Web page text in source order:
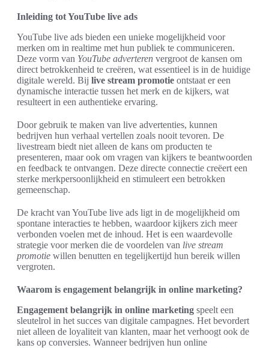
Inleiding tot YouTube live ads
YouTube live ads bieden een unieke mogelijkheid voor
merken om in realtime met hun publiek te communiceren.
Deze vorm van YouTube adverteren vergroot de kansen om
direct betrokkenheid te creëren, wat essentieel is in de huidige
digitale wereld. Bij live stream promotie ontstaat er een
dynamische interactie tussen het merk en de kijkers, wat
resulteert in een authentieke ervaring.
Door gebruik te maken van live advertenties, kunnen
bedrijven hun verhaal vertellen zoals nooit tevoren. De
livestream biedt niet alleen de kans om producten te
presenteren, maar ook om vragen van kijkers te beantwoorden
en feedback te ontvangen. Deze directe connectie creëert een
sterke merkpersoonlijkheid en stimuleert een betrokken
gemeenschap.
De kracht van YouTube live ads ligt in de mogelijkheid om
spontane interacties te hebben, waardoor kijkers zich meer
verbonden voelen met de inhoud. Het is een waardevolle
strategie voor merken die de voordelen van live stream
promotie willen benutten en tegelijkertijd hun bereik willen
vergroten.
Waarom is engagement belangrijk in online marketing?
Engagement belangrijk in online marketing speelt een
sleutelrol in het succes van digitale campagnes. Het bevordert
niet alleen de loyaliteit van klanten, maar het verhoogt ook de
kans op conversies. Wanneer bedrijven hun online